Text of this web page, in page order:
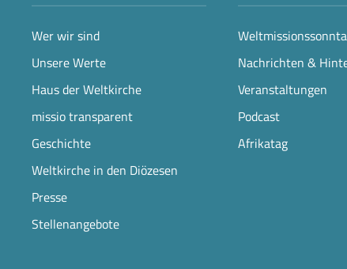
Wer wir sind
Unsere Werte
Haus der Weltkirche
missio transparent
Geschichte
Weltkirche in den Diözesen
Presse
Stellenangebote
Nachrichten &
Veranstaltungen
Podcast
Afrikatag